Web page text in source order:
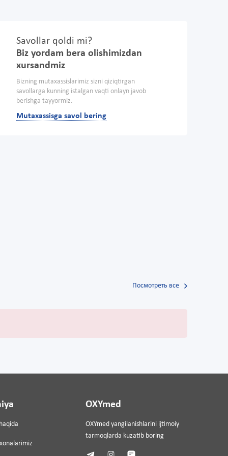
Savollar qoldi mi?
Biz yordam bera olishimizdan
xursandmiz
Bizning mutaxassislarimiz sizni qiziqtirgan
savollarga kunning istalgan vaqti onlayn javob
berishga tayyormiz.
Mutaxassisga savol bering
Посмотреть все
OXYmed
OXYmed yangilanishlarini ijtimoiy
tarmoqlarda kuzatib boring